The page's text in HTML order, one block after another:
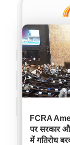
FCRA
पर सरकार
में गतिरोध